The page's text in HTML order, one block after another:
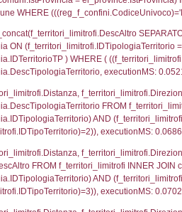
(((a2p.IDNotifica)=3608) AND
sql: SELECT a2p.Cognome,
(((a2p.IDNotifica)=3608) AND
sql: SELECT Cognome,
WHERE
sql: SELECT
d1_controlli.Comune,